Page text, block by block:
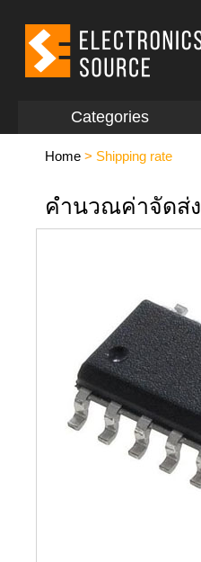
Categories
Home > Shipping rate
คำนวณค่าจัดส่ง